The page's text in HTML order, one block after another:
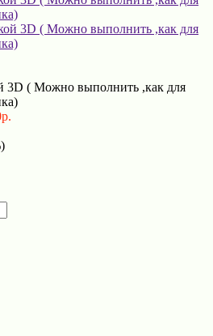
3D ( Можно выполнить ,как для